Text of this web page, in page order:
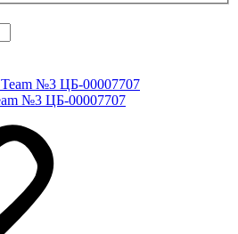
№3 ЦБ-00007707